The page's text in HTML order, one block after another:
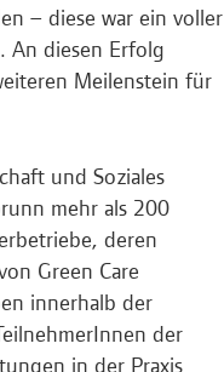
– diese war ein voller
An diesen Erfolg
Meilenstein für
und Soziales
mehr als 200
deren
Green Care
innerhalb der
der
in der Praxis